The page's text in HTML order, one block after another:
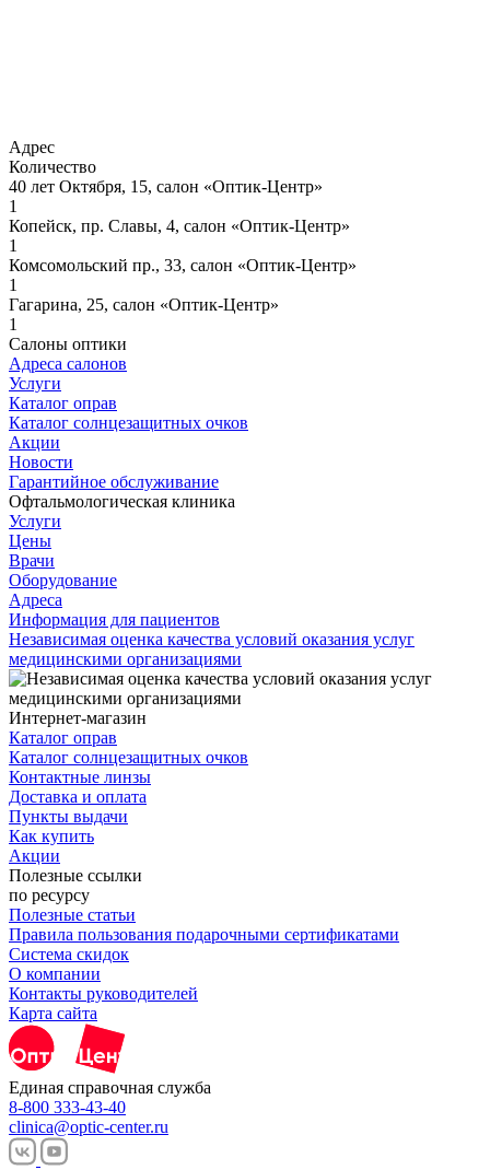
Адрес
Количество
40 лет Октября, 15, салон «Оптик-Центр»
1
Копейск, пр. Славы, 4, салон «Оптик-Центр»
1
Комсомольский пр., 33, салон «Оптик-Центр»
1
Гагарина, 25, салон «Оптик-Центр»
1
Салоны оптики
Адреса салонов
Услуги
Каталог оправ
Каталог солнцезащитных очков
Акции
Новости
Гарантийное обслуживание
Офтальмологическая клиника
Услуги
Цены
Врачи
Оборудование
Адреса
Информация для пациентов
Независимая оценка качества условий оказания услуг
медицинскими организациями
Интернет-магазин
Каталог оправ
Каталог солнцезащитных очков
Контактные линзы
Доставка и оплата
Пункты выдачи
Как купить
Акции
Полезные ссылки
по ресурсу
Полезные статьи
Правила пользования подарочными сертификатами
Система скидок
О компании
Контакты руководителей
Карта сайта
Единая справочная служба
8-800 333-43-40
clinica@optic-center.ru